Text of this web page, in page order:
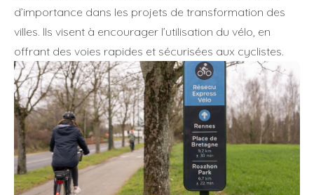
d’importance dans les projets de transformation des
villes. Ils visent à encourager l’utilisation du vélo, en
offrant des voies rapides et sécurisées aux cyclistes.